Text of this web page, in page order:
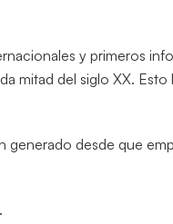
y primeros
mitad del siglo XX.
generado desde que